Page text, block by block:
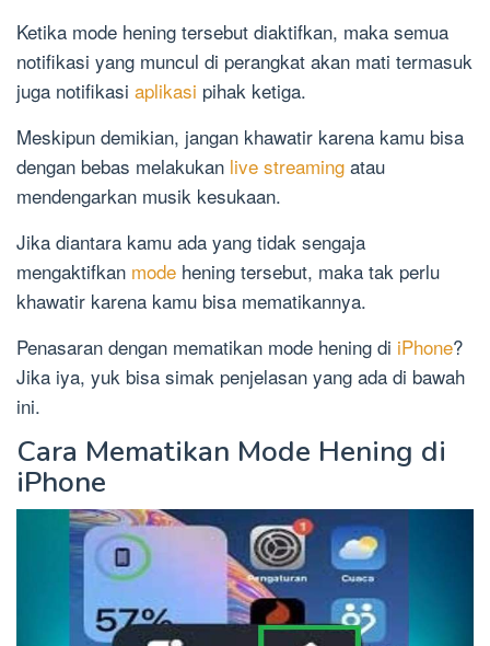
Ketika mode hening tersebut diaktifkan, maka semua
notifikasi yang muncul di perangkat akan mati termasuk
juga notifikasi aplikasi pihak ketiga.
Meskipun demikian, jangan khawatir karena kamu bisa
dengan bebas melakukan live streaming atau
mendengarkan musik kesukaan.
Jika diantara kamu ada yang tidak sengaja
mengaktifkan mode hening tersebut, maka tak perlu
khawatir karena kamu bisa mematikannya.
Penasaran dengan mematikan mode hening di iPhone?
Jika iya, yuk bisa simak penjelasan yang ada di bawah
ini.
Cara Mematikan Mode Hening di
iPhone